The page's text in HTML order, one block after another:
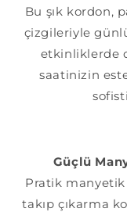
Bu şık kordon,
çizgileriyle
etkinliklerde
saatinizin
Güçlü
Pratik manyetik
takıp çıkarma